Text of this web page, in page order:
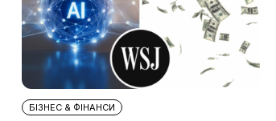
БІЗНЕС & ФІНАНСИ